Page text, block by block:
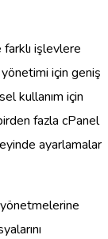
işlevlere
için geniş
kullanım için
fazla cPanel
ayarlamalar
yönetmelerine